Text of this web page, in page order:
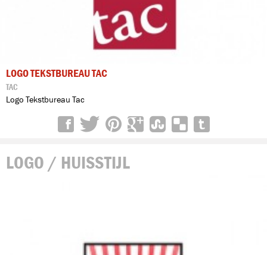
LOGO TEKSTBUREAU TAC
TAC
Logo Tekstbureau Tac
LOGO / HUISSTIJL